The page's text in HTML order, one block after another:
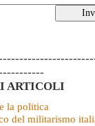
ARTICOLI
la politica
del militarismo